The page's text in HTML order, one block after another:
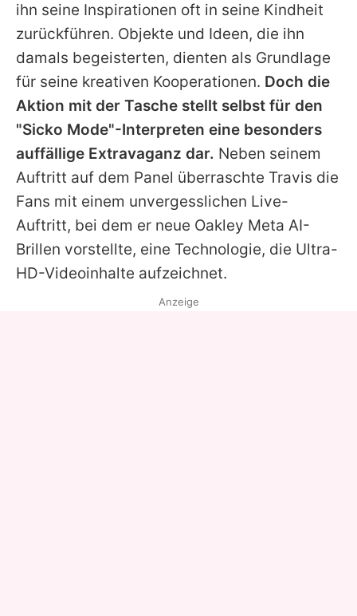
ihn seine Inspirationen oft in seine Kindheit
zurückführen. Objekte und Ideen, die ihn
damals begeisterten, dienten als Grundlage
für seine kreativen Kooperationen. Doch die
Aktion mit der Tasche stellt selbst für den
"Sicko Mode"-Interpreten eine besonders
auffällige Extravaganz dar. Neben seinem
Auftritt auf dem Panel überraschte Travis die
Fans mit einem unvergesslichen Live-
Auftritt, bei dem er neue Oakley Meta AI-
Brillen vorstellte, eine Technologie, die Ultra-
HD-Videoinhalte aufzeichnet.
Anzeige